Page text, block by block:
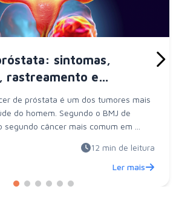
sintomas,
rastreamento e
de próstata é um dos tumores mais
do homem. Segundo o BMJ de
câncer mais comum em ...
12 min de leitura
Ler mais